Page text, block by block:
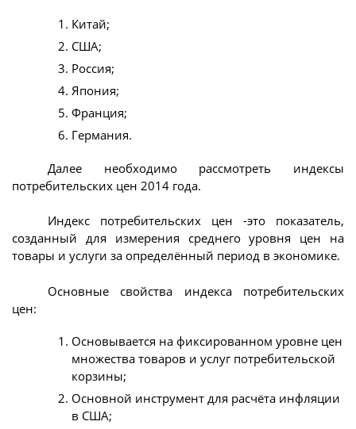
Китай;
США;
Россия;
Япония;
Франция;
Германия.
Далее необходимо рассмотреть индексы
потребительских цен 2014 года.
Индекс потребительских цен -это показатель,
созданный для измерения среднего уровня цен на
товары и услуги за определённый период в экономике.
Основные свойства индекса потребительских
цен:
Основывается на фиксированном уровне цен
множества товаров и услуг потребительской
корзины;
Основной инструмент для расчёта инфляции
в США;